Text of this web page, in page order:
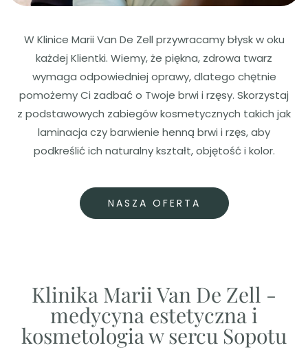
W Klinice Marii Van De Zell przywracamy błysk w oku
każdej Klientki. Wiemy, że piękna, zdrowa twarz
wymaga odpowiedniej oprawy, dlatego chętnie
pomożemy Ci zadbać o Twoje brwi i rzęsy. Skorzystaj
z podstawowych zabiegów kosmetycznych takich jak
laminacja czy barwienie henną brwi i rzęs, aby
podkreślić ich naturalny kształt, objętość i kolor.
NASZA OFERTA
Klinika Marii Van De Zell -
medycyna estetyczna i
kosmetologia w sercu Sopotu